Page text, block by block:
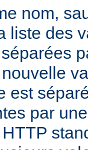
nom,
liste des
est
par